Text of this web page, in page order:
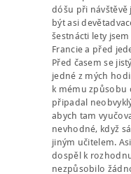
dóšu při návštěvě
být asi
šestnácti lety
Francie a před
Před časem se
jedné z mých
k mému způsobu
připadal
abych tam
nevhodné, když
jiným učitelem.
dospěl k
nezpůsobilo